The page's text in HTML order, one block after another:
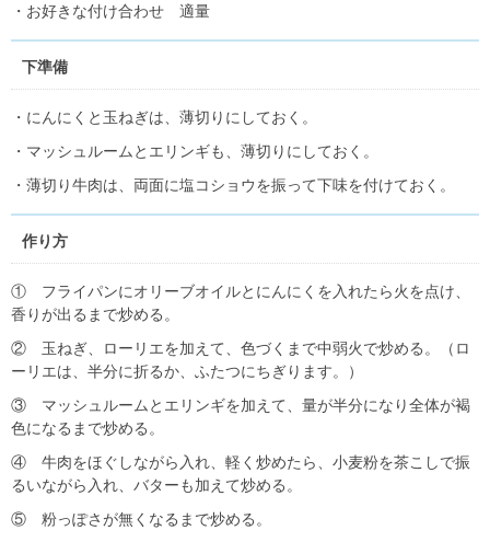
・お好きな付け合わせ 適量
下準備
・にんにくと玉ねぎは、薄切りにしておく。
・マッシュルームとエリンギも、薄切りにしておく。
・薄切り牛肉は、両面に塩コショウを振って下味を付けておく。
作り方
① フライパンにオリーブオイルとにんにくを入れたら火を点け、
香りが出るまで炒める。
② 玉ねぎ、ローリエを加えて、色づくまで中弱火で炒める。（ロ
ーリエは、半分に折るか、ふたつにちぎります。）
③ マッシュルームとエリンギを加えて、量が半分になり全体が褐
色になるまで炒める。
④ 牛肉をほぐしながら入れ、軽く炒めたら、小麦粉を茶こしで振
るいながら入れ、バターも加えて炒める。
⑤ 粉っぽさが無くなるまで炒める。